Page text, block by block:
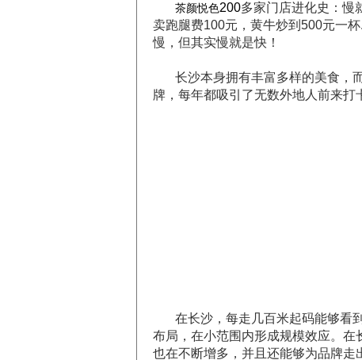
茶颜悦色200多家门店进化史：慢
卖跑腿费100元，黄牛炒到500元一
慢，但其实慢就是快！
长沙本身拥有丰富多样的美食，
牌，每年都吸引了无数外地人前来打
在长沙，每走几百米起码能够看
布局，在小范围内形成规模效应。
也在不断增多，并且还能够为品牌走